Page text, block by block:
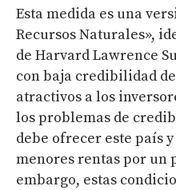
Esta medida es una
Recursos Naturales»,
de Harvard Lawrence
con baja credibilidad
atractivos a los
los problemas de
debe ofrecer este país
menores rentas por un
embargo, estas